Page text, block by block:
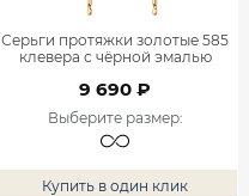
Серьги протяжки золотые 585
клевера с чёрной эмалью
9 690 ₽
Выберите размер:
Купить в один клик